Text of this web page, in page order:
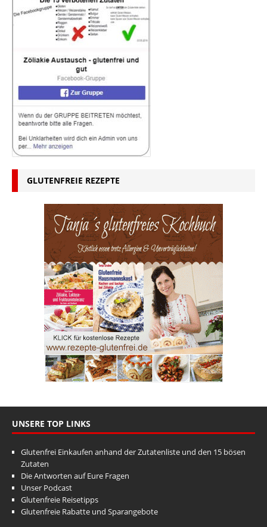
GLUTENFREIE REZEPTE
UNSERE TOP LINKS
Glutenfrei Einkaufen anhand der Zutatenliste und den 15 bösen
Zutaten
Die Antworten auf Eure Fragen
Unser Podcast
Glutenfreie Reisetipps
Glutenfreie Rabatte und Sparangebote